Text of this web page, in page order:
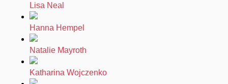
Lisa Neal
Hanna Hempel
Natalie Mayroth
Katharina Wojczenko